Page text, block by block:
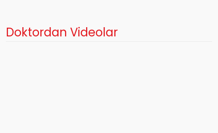
Doktordan Videolar